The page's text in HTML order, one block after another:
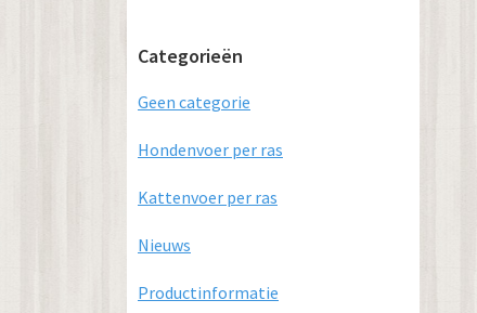
Categorieën
Geen categorie
Hondenvoer per ras
Kattenvoer per ras
Nieuws
Productinformatie